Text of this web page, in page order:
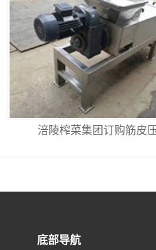
涪陵榨菜集团订购筋皮
底部导航